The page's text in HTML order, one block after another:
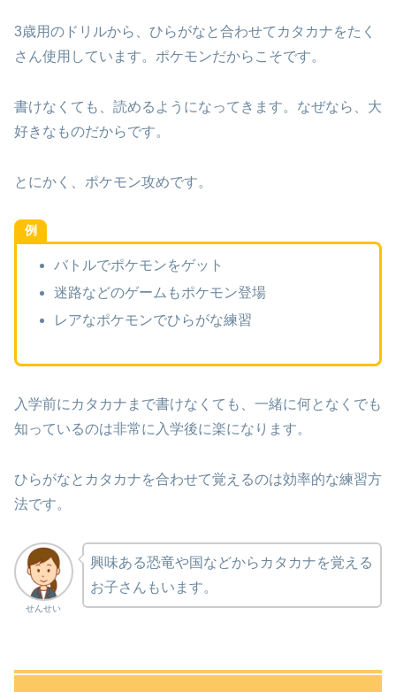
3歳用のドリルから、ひらがなと合わせてカタカナをたく
さん使用しています。ポケモンだからこそです。
書けなくても、読めるようになってきます。なぜなら、大
好きなものだからです。
とにかく、ポケモン攻めです。
例
バトルでポケモンをゲット
迷路などのゲームもポケモン登場
レアなポケモンでひらがな練習
入学前にカタカナまで書けなくても、一緒に何となくでも
知っているのは非常に入学後に楽になります。
ひらがなとカタカナを合わせて覚えるのは効率的な練習方
法です。
せんせい
興味ある恐竜や国などからカタカナを覚える
お子さんもいます。